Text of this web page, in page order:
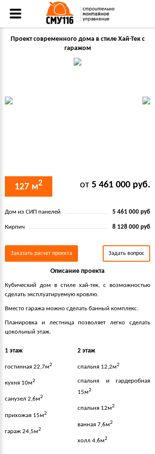
Проект современного дома в стиле Хай-Тек с
гаражом
127 м2 от 5 461 000 руб.
Дом из СИП панелей 5 461 000 руб
Кирпич 8 128 000 руб
Задать вопрос
Заказать расчет проекта
Описание проекта
Кубический дом в стиле хай-тек, с возможностью
сделать эксплуатируемую кровлю.
Вместо гаража можно сделать банный комплекс.
Планировка и лестница позволяет легко сделать
цокольный этаж.
1 этаж
гостинная 22,7м2
кухня 10м2
санузел 2,6м2
прихожая 15м2
гараж 24,5м2
2 этаж
спальня 12,2м2
спальня и гардеробная
15м2
спальня 12м2
ванная 7,6м2
холл 4,6м2